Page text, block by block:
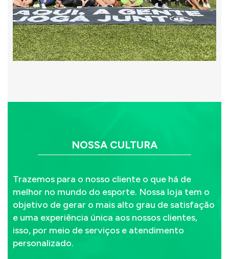
NOSSA CULTURA
Trazemos para o nosso cliente o que há de
melhor no mundo do esporte. Nossa loja tem o
objetivo de gerar o mais alto grau de satisfação
e uma experiência única aos nossos clientes,
isso, por meio de serviços e atendimento
personalizado.